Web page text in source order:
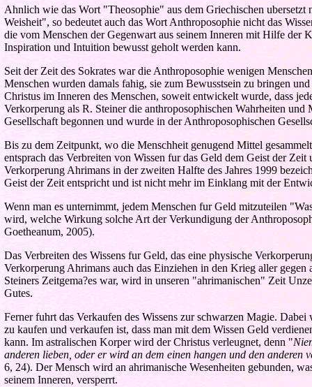
Ahnlich wie das Wort "Theosophie" aus dem Griechischen
Weisheit", so bedeutet auch das Wort Anthroposophie nicht das
die vom Menschen der Gegenwart aus seinem Inneren mit Hilfe
Inspiration und Intuition bewusst geholt werden kann.
Seit der Zeit des Sokrates war die Anthroposophie wenigen
Menschen wurden damals fahig, sie zum Bewusstsein zu bringen
Christus im Inneren des Menschen, soweit entwickelt wurde, dass
Verkorperung als R. Steiner die anthroposophischen Wahrheiten
Gesellschaft begonnen und wurde in der Anthroposophischen
Bis zu dem Zeitpunkt, wo die Menschheit genugend Mittel
entsprach das Verbreiten von Wissen fur das Geld dem Geist der
Verkorperung Ahrimans in der zweiten Halfte des Jahres 1999
Geist der Zeit entspricht und ist nicht mehr im Einklang mit der
Wenn man es unternimmt, jedem Menschen fur Geld mitzuteilen
wird, welche Wirkung solche Art der Verkundigung der
Goetheanum, 2005).
Das Verbreiten des Wissens fur Geld, das eine physische
Verkorperung Ahrimans auch das Einziehen in den Krieg aller
Steiners Zeitgema?es war, wird in unseren "ahrimanischen" Zeit
Gutes.
Ferner fuhrt das Verkaufen des Wissens zur schwarzen Magie.
zu kaufen und verkaufen ist, dass man mit dem Wissen Geld
kann. Im astralischen Korper wird der Christus verleugnet, denn "
anderen lieben, oder er wird an dem einen hangen und den
6, 24). Der Mensch wird an ahrimanische Wesenheiten gebunden,
seinem Inneren, versperrt.